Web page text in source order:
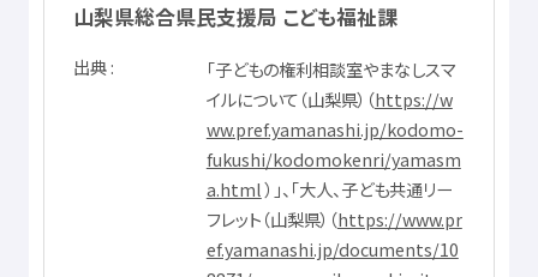
山梨県総合県民支援局 こども福祉課
出典 「子どもの権利相談室やまなしスマ
イルについて（山梨県）（https://w
ww.pref.yamanashi.jp/kodomo-
fukushi/kodomokenri/yamasm
a.html）」、「大人、子ども共通リー
フレット（山梨県）（https://www.pr
ef.yamanashi.jp/documents/10